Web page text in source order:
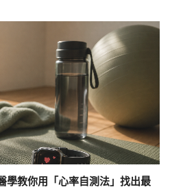
學教你用「心率自測法」找出最